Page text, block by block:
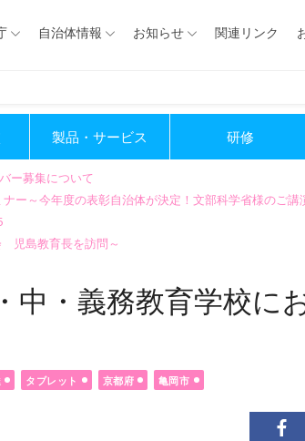
自治体情報 お知らせ 関連リンク
製品・サービス 研修
ー募集について
ー～今年度の表彰自治体が決定！文部科学省様のご講
児島教育長を訪問～
中・義務教育学校に
タブレット 京都府 亀岡市